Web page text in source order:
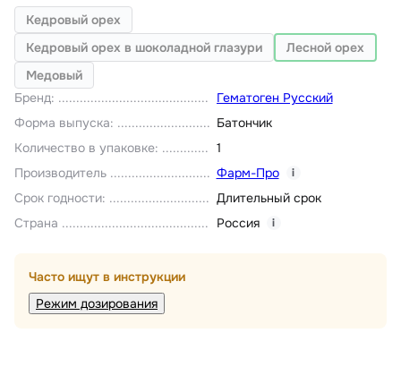
Бренд:
Гематоген Русский
Форма выпуска:
Батончик
Количество в упаковке:
1
Производитель
Фарм-Про i
Срок годности:
Длительный срок
Страна
Россия i
Часто ищут в инструкции
Режим дозирования
Кедровый орех
Кедровый орех в шоколадной глазури
Лесной орех
Медовый